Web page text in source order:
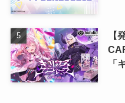
【
「